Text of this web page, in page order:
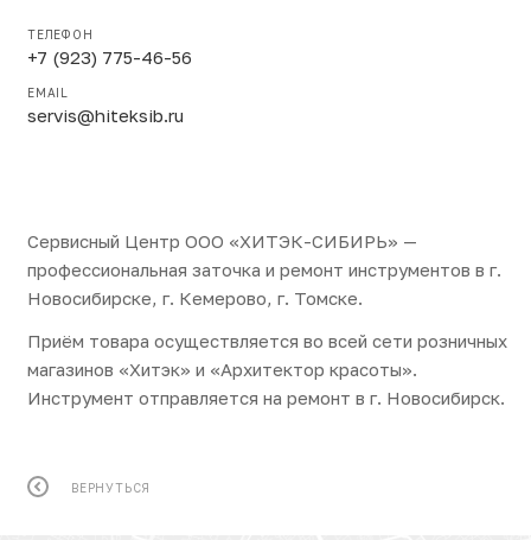
ТЕЛЕФОН
+7 (923) 775-46-56
EMAIL
servis@hiteksib.ru
Сервисный Центр ООО «ХИТЭК-СИБИРЬ» —
профессиональная заточка и ремонт инструментов в г.
Новосибирске, г. Кемерово, г. Томске.
Приём товара осуществляется во всей сети розничных
магазинов «Хитэк» и «Архитектор красоты».
Инструмент отправляется на ремонт в г. Новосибирск.
ВЕРНУТЬСЯ